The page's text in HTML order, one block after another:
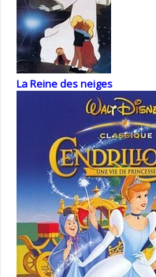
La Reine des neiges